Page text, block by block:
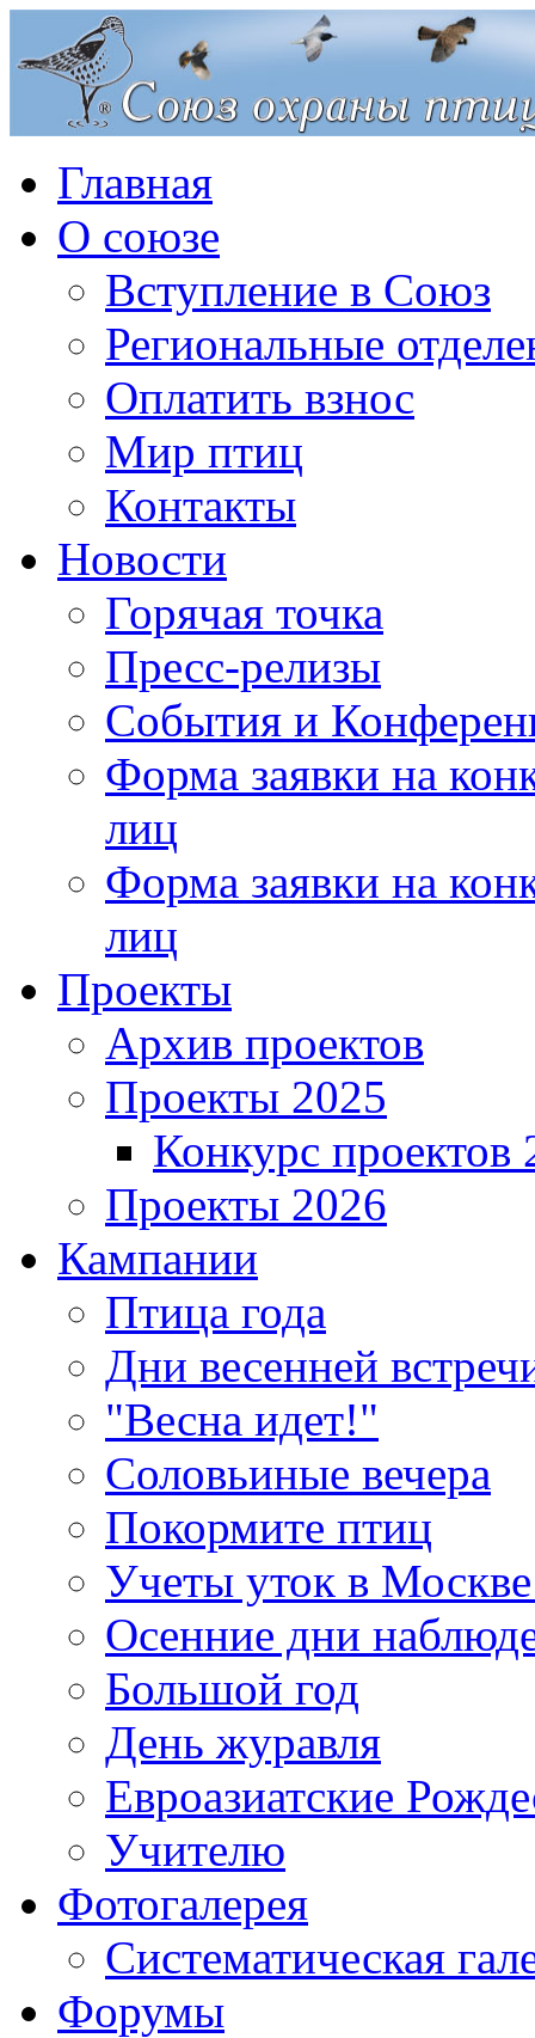
Главная
О союзе
Вступление в Союз
Региональные
Оплатить взнос
Мир птиц
Контакты
Новости
Горячая точка
Пресс-релизы
События и
Форма заявки на
лиц
Форма заявки на
лиц
Проекты
Архив проектов
Проекты 2025
Конкурс проектов
Проекты 2026
Кампании
Птица года
Дни весенней
"Весна идет!"
Соловьиные вечера
Покормите птиц
Учеты уток в
Осенние дни
Большой год
День журавля
Евроазиатские
Учителю
Фотогалерея
Систематическая
Форумы